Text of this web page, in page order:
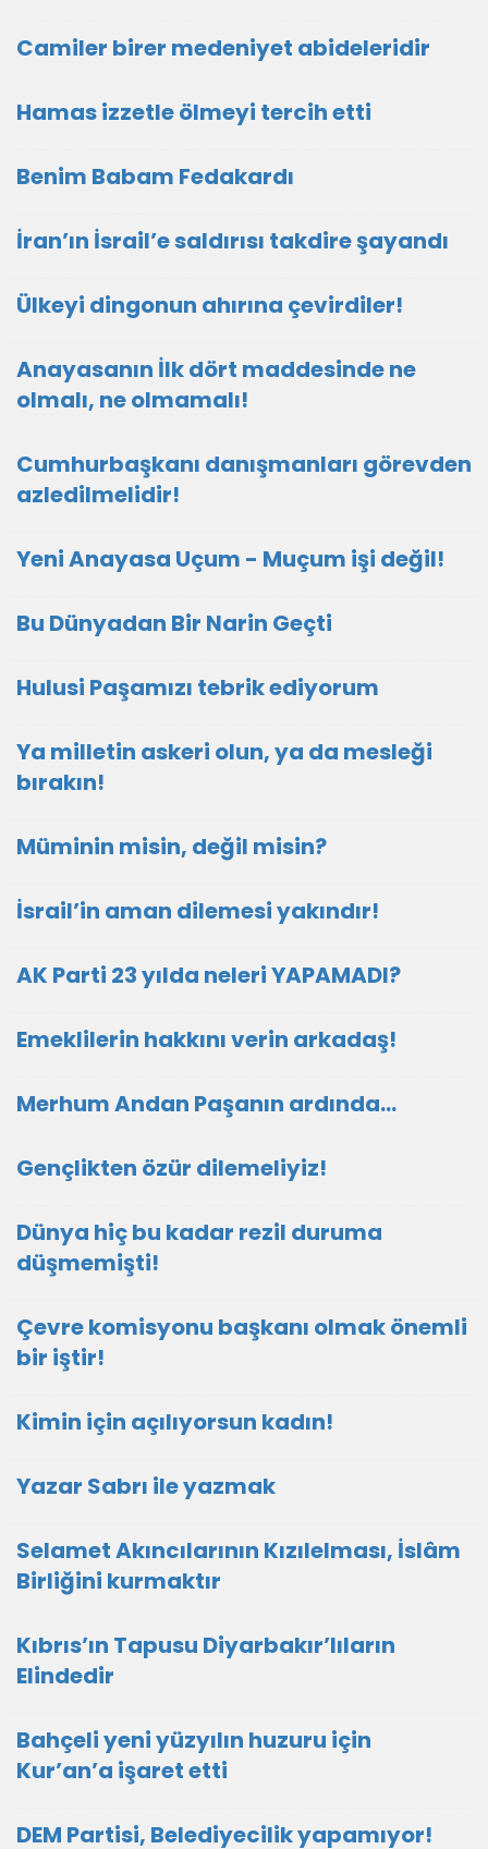
Camiler birer medeniyet abideleridir
Hamas izzetle ölmeyi tercih etti
Benim Babam Fedakardı
İran’ın İsrail’e saldırısı takdire şayandı
Ülkeyi dingonun ahırına çevirdiler!
Anayasanın İlk dört maddesinde ne
olmalı, ne olmamalı!
Cumhurbaşkanı danışmanları görevden
azledilmelidir!
Yeni Anayasa Uçum - Muçum işi değil!
Bu Dünyadan Bir Narin Geçti
Hulusi Paşamızı tebrik ediyorum
Ya milletin askeri olun, ya da mesleği
bırakın!
Müminin misin, değil misin?
İsrail’in aman dilemesi yakındır!
AK Parti 23 yılda neleri YAPAMADI?
Emeklilerin hakkını verin arkadaş!
Merhum Andan Paşanın ardında…
Gençlikten özür dilemeliyiz!
Dünya hiç bu kadar rezil duruma
düşmemişti!
Çevre komisyonu başkanı olmak önemli
bir iştir!
Kimin için açılıyorsun kadın!
Yazar Sabrı ile yazmak
Selamet Akıncılarının Kızılelması, İslâm
Birliğini kurmaktır
Kıbrıs’ın Tapusu Diyarbakır’lıların
Elindedir
Bahçeli yeni yüzyılın huzuru için
Kur’an’a işaret etti
DEM Partisi, Belediyecilik yapamıyor!